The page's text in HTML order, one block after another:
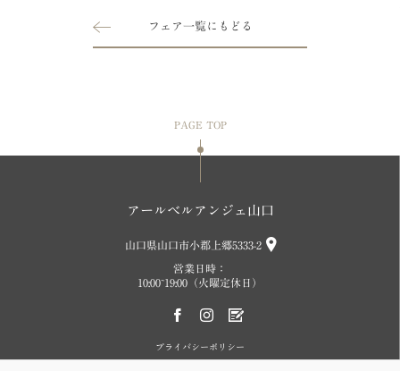
フェア一覧にもどる
PAGE TOP
アールベルアンジェ山口
山口県山口市小郡上郷5333-2
営業日時：
10:00~19:00（火曜定休日）
プライバシーポリシー